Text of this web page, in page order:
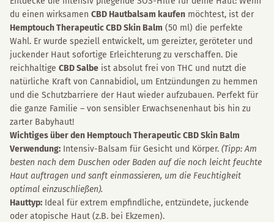
du einen wirksamen CBD Hautbalsam kaufen möchtest, ist der
Hemptouch Therapeutic CBD Skin Balm (50 ml) die perfekte
Wahl. Er wurde speziell entwickelt, um gereizter, geröteter und
juckender Haut sofortige Erleichterung zu verschaffen. Die
reichhaltige CBD Salbe ist absolut frei von THC und nutzt die
natürliche Kraft von Cannabidiol, um Entzündungen zu hemmen
und die Schutzbarriere der Haut wieder aufzubauen. Perfekt für
die ganze Familie – von sensibler Erwachsenenhaut bis hin zu
zarter Babyhaut!
Wichtiges über den Hemptouch Therapeutic CBD Skin Balm
Verwendung: Intensiv-Balsam für Gesicht und Körper. (Tipp: Am
besten nach dem Duschen oder Baden auf die noch leicht feuchte
Haut auftragen und sanft einmassieren, um die Feuchtigkeit
optimal einzuschließen).
Hauttyp: Ideal für extrem empfindliche, entzündete, juckende
oder atopische Haut (z.B. bei Ekzemen).